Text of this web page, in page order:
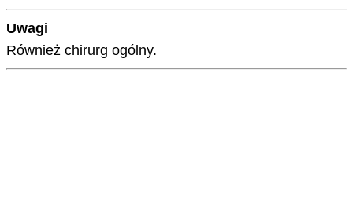
Uwagi
Również chirurg ogólny.